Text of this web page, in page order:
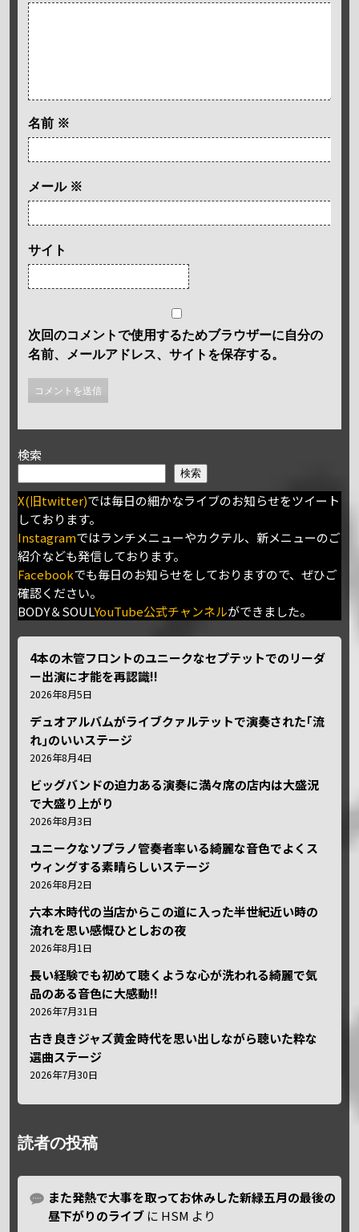
名前 ※
メール ※
サイト
次回のコメントで使用するためブラウザーに自分の
名前、メールアドレス、サイトを保存する。
検索
検索
X(旧twitter)では毎日の細かなライブのお知らせをツイート
しております。
Instagramではランチメニューやカクテル、新メニューのご
紹介なども発信しております。
Facebookでも毎日のお知らせをしておりますので、ぜひご
確認ください。
BODY＆SOULYouTube公式チャンネルができました。
4本の木管フロントのユニークなセプテットでのリーダ
ー出演に才能を再認識!!
2026年8月5日
デュオアルバムがライブクァルテットで演奏された｢流
れ｣のいいステージ
2026年8月4日
ビッグバンドの迫力ある演奏に満々席の店内は大盛況
で大盛り上がり
2026年8月3日
ユニークなソプラノ管奏者率いる綺麗な音色でよくス
ウィングする素晴らしいステージ
2026年8月2日
六本木時代の当店からこの道に入った半世紀近い時の
流れを思い感慨ひとしおの夜
2026年8月1日
長い経験でも初めて聴くような心が洗われる綺麗で気
品のある音色に大感動!!
2026年7月31日
古き良きジャズ黄金時代を思い出しながら聴いた粋な
選曲ステージ
2026年7月30日
読者の投稿
また発熱で大事を取ってお休みした新緑五月の最後の
昼下がりのライブ に HSM より